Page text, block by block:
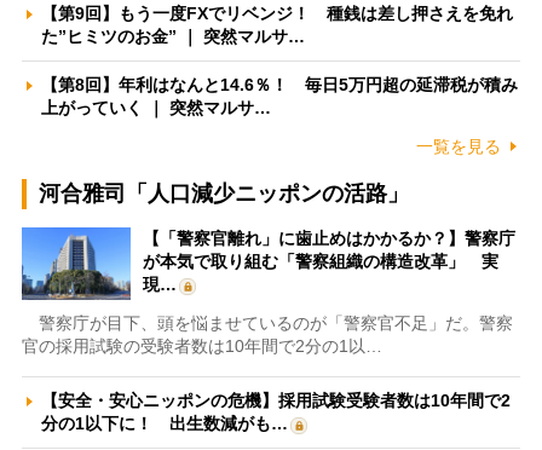
【第9回】もう一度FXでリベンジ！ 種銭は差し押さえを免れ
た”ヒミツのお金” ｜ 突然マルサ…
【第8回】年利はなんと14.6％！ 毎日5万円超の延滞税が積み
上がっていく ｜ 突然マルサ…
一覧を見る
河合雅司「人口減少ニッポンの活路」
【「警察官離れ」に歯止めはかかるか？】警察庁
が本気で取り組む「警察組織の構造改革」 実
現…
警察庁が目下、頭を悩ませているのが「警察官不足」だ。警察
官の採用試験の受験者数は10年間で2分の1以…
【安全・安心ニッポンの危機】採用試験受験者数は10年間で2
分の1以下に！ 出生数減がも…